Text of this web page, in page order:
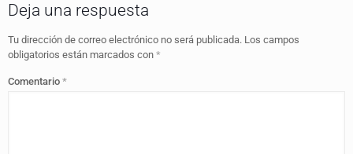
Deja una respuesta
Tu dirección de correo electrónico no será publicada. Los campos
obligatorios están marcados con *
Comentario *